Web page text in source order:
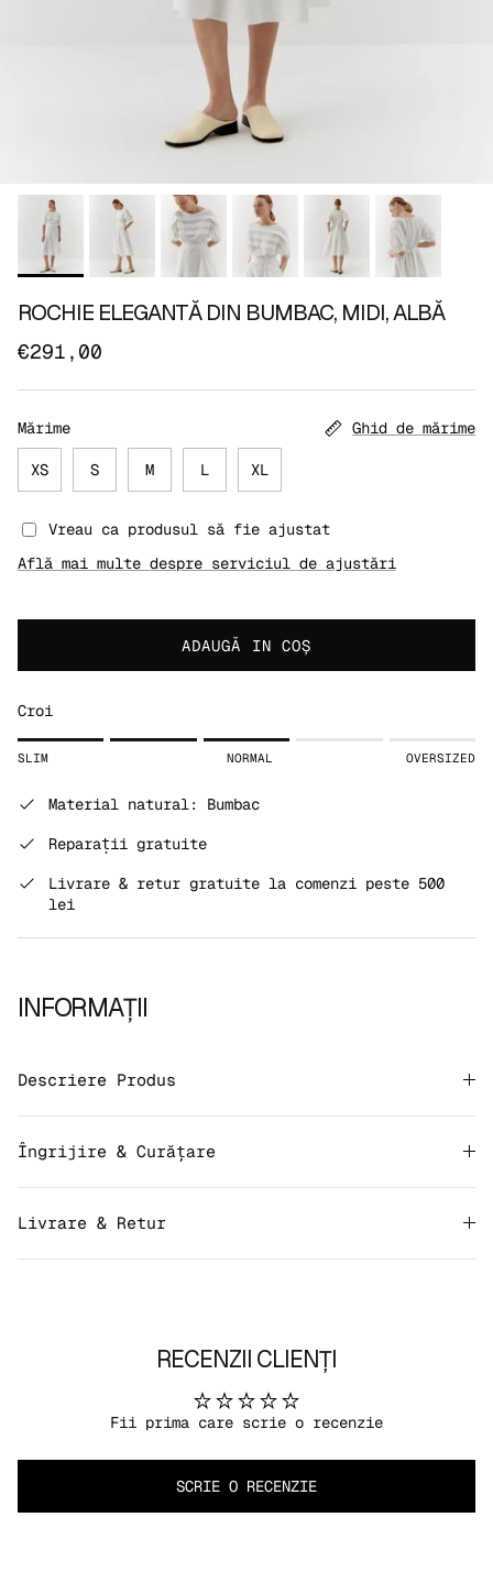
ROCHIE ELEGANTĂ DIN BUMBAC, MIDI, ALBĂ
€291,00
Mărime Ghid de mărime
XS S M L XL
Vreau ca produsul să fie ajustat
Află mai multe despre serviciul de ajustări
ADAUGĂ IN COŞ
Croi
Rating of 1 means SLIM.
Rating of 5 means OVERSIZED.
SLIM NORMAL OVERSIZED
Material natural: Bumbac
Reparații gratuite
Livrare & retur gratuite la comenzi peste 500
lei
INFORMAȚII
Descriere Produs
Îngrijire & Curățare
Livrare & Retur
RECENZII CLIENȚI
Fii prima care scrie o recenzie
SCRIE O RECENZIE